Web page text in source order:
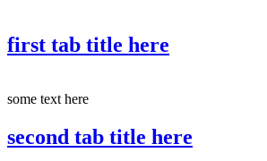
first tab title here
some text here
second tab title here